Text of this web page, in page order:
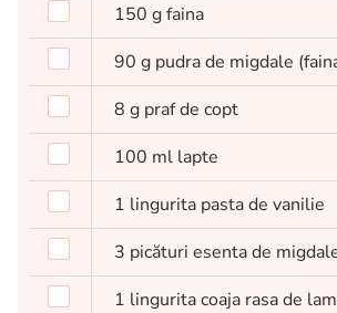
150 gfaina
90 g pudra de migdale
8 g praf de copt
100 ml lapte
1 lingurita pasta de vanilie
3 picături esenta de
1 linguritacoaja rasa de